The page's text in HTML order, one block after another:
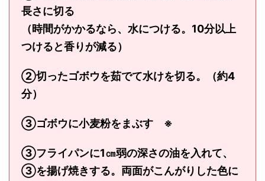
長さに切る
（時間がかかるなら、水につける。10分以上
つけると香りが減る）
②切ったゴボウを茹でて水けを切る。（約4
分）
③ゴボウに小麦粉をまぶす ※
③フライパンに1㎝弱の深さの油を入れて、
③を揚げ焼きする。両面がこんがりした色に